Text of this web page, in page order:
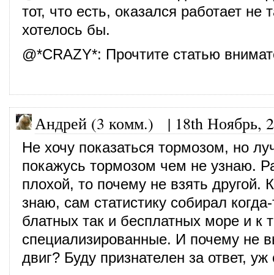
тот, что есть, оказался работает не
хотелось бы.
@*CRAZY*: Прочтите статью
Андрей (3 комм.) | 18th Ноябрь,
Не хочу показаться тормозом, но
покажусь тормозом чем не узнаю.
плохой, то почему не взять другой.
знаю, сам статистику собирал
блатных так и бесплатных море и к
специализированные. И почему не
двиг? Буду признателен за ответ,